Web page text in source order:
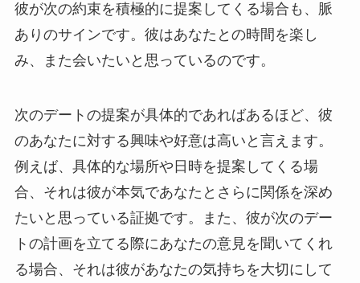
彼が次の約束を積極的に提案してくる場合も、脈
ありのサインです。彼はあなたとの時間を楽し
み、また会いたいと思っているのです。
次のデートの提案が具体的であればあるほど、彼
のあなたに対する興味や好意は高いと言えます。
例えば、具体的な場所や日時を提案してくる場
合、それは彼が本気であなたとさらに関係を深め
たいと思っている証拠です。また、彼が次のデー
トの計画を立てる際にあなたの意見を聞いてくれ
る場合、それは彼があなたの気持ちを大切にして